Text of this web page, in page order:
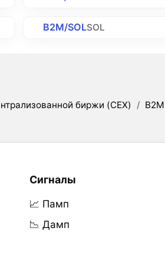
B2M/SOLSOL
биржи (CEX) / B2M
Сигналы
📈 Памп
📉 Дамп